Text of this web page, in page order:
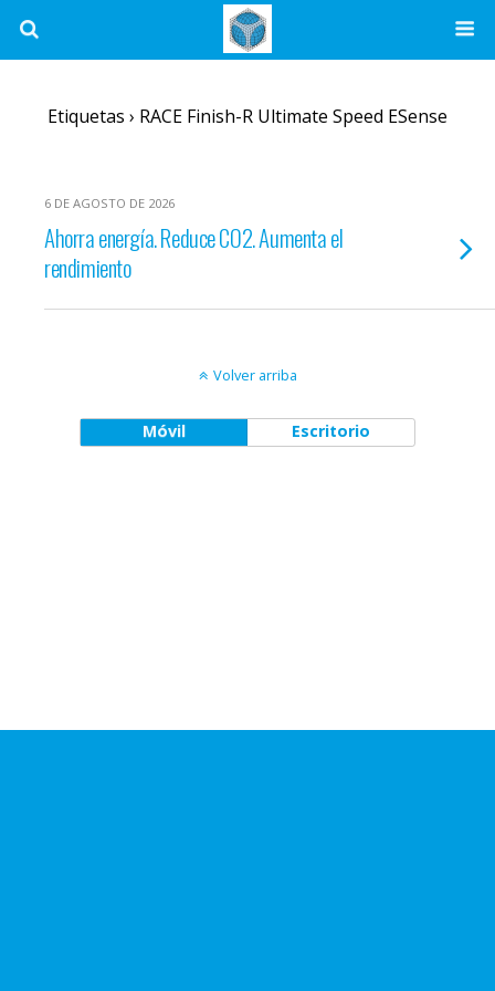
Etiquetas › RACE Finish-R Ultimate Speed ESense
6 DE AGOSTO DE 2026
Ahorra energía. Reduce CO2. Aumenta el
rendimiento
Volver arriba
Móvil Escritorio